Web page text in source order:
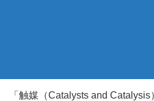
「触媒（Catalysts and